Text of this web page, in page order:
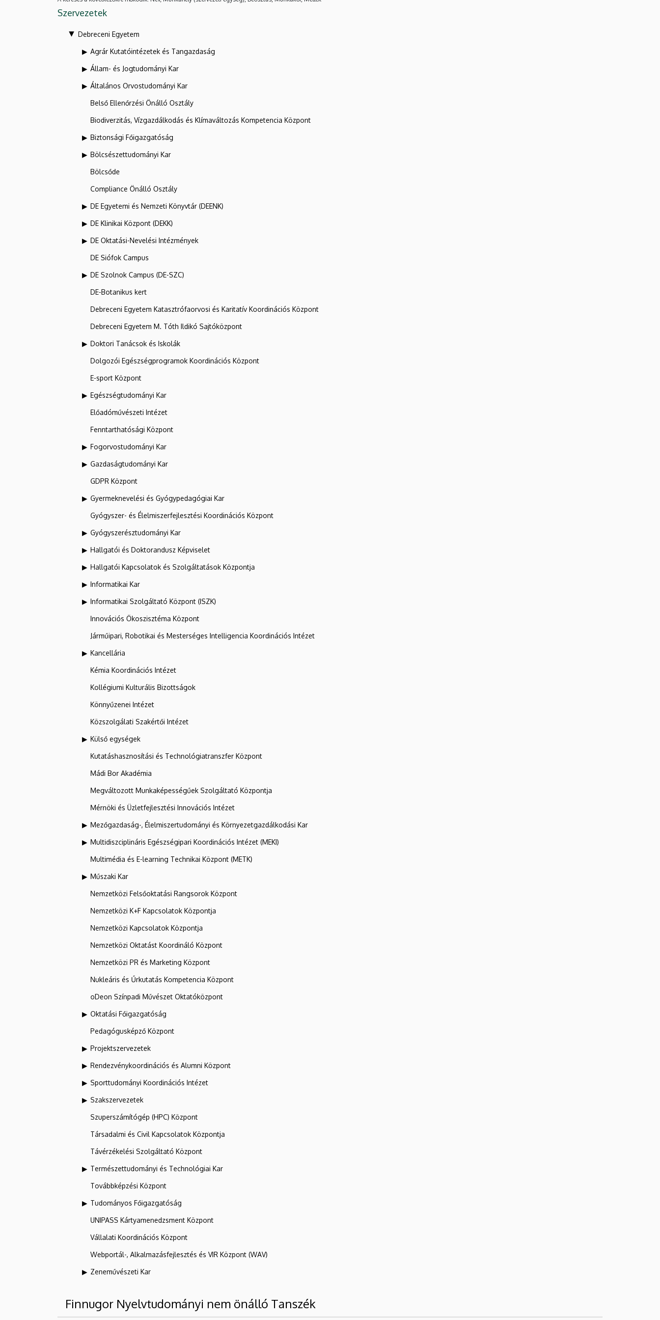
Szervezetek
Debreceni Egyetem
Agrár Kutatóintézetek és Tangazdaság
Állam- és Jogtudományi Kar
Általános Orvostudományi Kar
Belső Ellenőrzési Önálló Osztály
Biodiverzitás, Vízgazdálkodás és Klímaváltozás Kompetencia Központ
Biztonsági Főigazgatóság
Bölcsészettudományi Kar
Bölcsőde
Compliance Önálló Osztály
DE Egyetemi és Nemzeti Könyvtár (DEENK)
DE Klinikai Központ (DEKK)
DE Oktatási-Nevelési Intézmények
DE Siófok Campus
DE Szolnok Campus (DE-SZC)
DE-Botanikus kert
Debreceni Egyetem Katasztrófaorvosi és Karitatív Koordinációs Központ
Debreceni Egyetem M. Tóth Ildikó Sajtóközpont
Doktori Tanácsok és Iskolák
Dolgozói Egészségprogramok Koordinációs Központ
E-sport Központ
Egészségtudományi Kar
Előadóművészeti Intézet
Fenntarthatósági Központ
Fogorvostudományi Kar
Gazdaságtudományi Kar
GDPR Központ
Gyermeknevelési és Gyógypedagógiai Kar
Gyógyszer- és Élelmiszerfejlesztési Koordinációs Központ
Gyógyszerésztudományi Kar
Hallgatói és Doktorandusz Képviselet
Hallgatói Kapcsolatok és Szolgáltatások Központja
Informatikai Kar
Informatikai Szolgáltató Központ (ISZK)
Innovációs Ökoszisztéma Központ
Járműipari, Robotikai és Mesterséges Intelligencia Koordinációs Intézet
Kancellária
Kémia Koordinációs Intézet
Kollégiumi Kulturális Bizottságok
Könnyűzenei Intézet
Közszolgálati Szakértői Intézet
Külső egységek
Kutatáshasznosítási és Technológiatranszfer Központ
Mádi Bor Akadémia
Megváltozott Munkaképességűek Szolgáltató Központja
Mérnöki és Üzletfejlesztési Innovációs Intézet
Mezőgazdaság-, Élelmiszertudományi és Környezetgazdálkodási Kar
Multidiszciplináris Egészségipari Koordinációs Intézet (MEKI)
Multimédia és E-learning Technikai Központ (METK)
Műszaki Kar
Nemzetközi Felsőoktatási Rangsorok Központ
Nemzetközi K+F Kapcsolatok Központja
Nemzetközi Kapcsolatok Központja
Nemzetközi Oktatást Koordináló Központ
Nemzetközi PR és Marketing Központ
Nukleáris és Űrkutatás Kompetencia Központ
oDeon Színpadi Művészet Oktatóközpont
Oktatási Főigazgatóság
Pedagógusképző Központ
Projektszervezetek
Rendezvénykoordinációs és Alumni Központ
Sporttudományi Koordinációs Intézet
Szakszervezetek
Szuperszámítógép (HPC) Központ
Társadalmi és Civil Kapcsolatok Központja
Távérzékelési Szolgáltató Központ
Természettudományi és Technológiai Kar
Továbbképzési Központ
Tudományos Főigazgatóság
UNIPASS Kártyamenedzsment Központ
Vállalati Koordinációs Központ
Webportál-, Alkalmazásfejlesztés és VIR Központ (WAV)
Zeneművészeti Kar
Finnugor Nyelvtudományi nem önálló Tanszék